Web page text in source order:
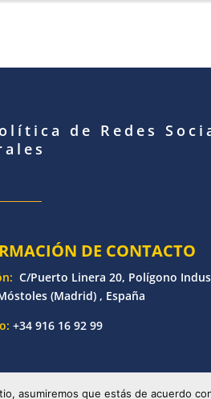
de Redes
DE CONTACTO
C/Puerto Linera 20, Polígono
(Madrid) , España
+34 916 16 92 99
| Todos los derechos
asumiremos que estás de acuerdo